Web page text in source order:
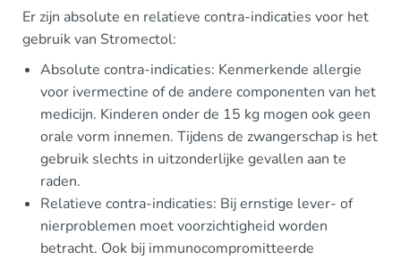
Er zijn absolute en relatieve contra-indicaties voor het
gebruik van Stromectol:
Absolute contra-indicaties: Kenmerkende allergie
voor ivermectine of de andere componenten van het
medicijn. Kinderen onder de 15 kg mogen ook geen
orale vorm innemen. Tijdens de zwangerschap is het
gebruik slechts in uitzonderlijke gevallen aan te
raden.
Relatieve contra-indicaties: Bij ernstige lever- of
nierproblemen moet voorzichtigheid worden
betracht. Ook bij immunocompromitteerde